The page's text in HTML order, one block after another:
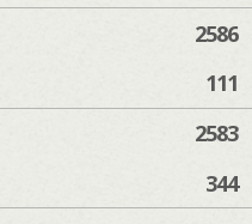
2586
111
2583
344